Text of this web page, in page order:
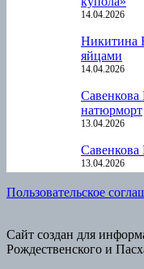
14.04.2026
Никитина
яйцами
14.04.2026
натюрморт
13.04.2026
13.04.2026
Пользовательское
Сайт создан для
Рождественского и